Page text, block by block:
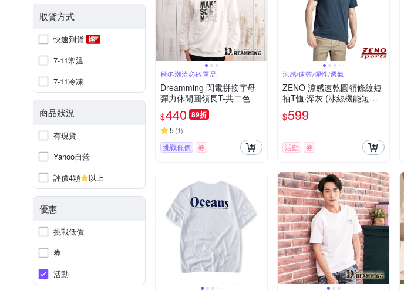
取貨方式
快速到貨
7-11常溫
7-11冷凍
商品狀況
有現貨
Yahoo自營
評價4顆
以上
優惠
挑戰低價
券
活動
秋冬潮流必敗單品
Dreamming 閃電拼接字母
彈力休閒圓領長T-共二色
$440 89折
5 (1)
挑戰低價 券
涼感/速乾/彈性/透氣
ZENO 涼感速乾圓領條紋短
袖T恤‧深灰 (冰絲機能短袖
上衣/舒適感T-Shirt)
$599
活動 券